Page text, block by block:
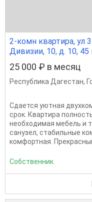
2-комн квартира, ул
Дивизии, 10, д. 10, 45
25 000 ₽ в месяц
Республика Дагестан,
Сдается уютная
срок. Квартира
необходимая мебель и
санузел, стабильные
комфортная.
Собственник